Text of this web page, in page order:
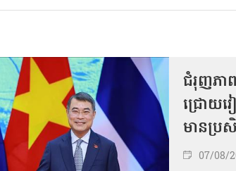
ជំរុញភា
ជ្រោយវ
មានប្រសិ
07/08/